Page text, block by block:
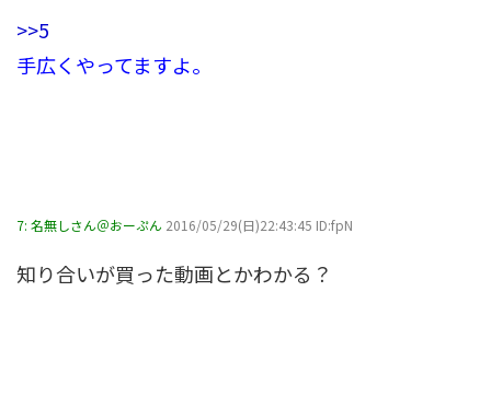
>>5
手広くやってますよ。
7: 名無しさん＠おーぷん 2016/05/29(日)22:43:45 ID:fpN
知り合いが買った動画とかわかる？